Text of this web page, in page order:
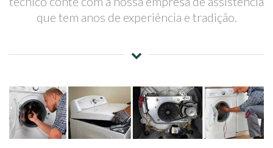
que tem anos de experiência e tradição.